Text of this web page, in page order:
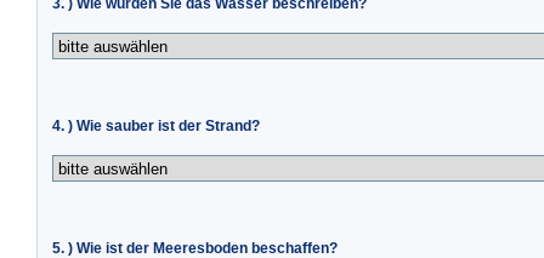
3. ) Wie würden Sie das Wasser beschreiben?
4. ) Wie sauber ist der Strand?
5. ) Wie ist der Meeresboden beschaffen?